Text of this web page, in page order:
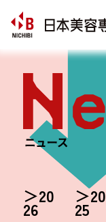
20
26
20
25